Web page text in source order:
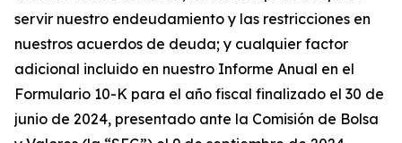
servir nuestro endeudamiento y las restricciones en
nuestros acuerdos de deuda; y cualquier factor
adicional incluido en nuestro Informe Anual en el
Formulario 10-K para el año fiscal finalizado el 30 de
junio de 2024, presentado ante la Comisión de Bolsa